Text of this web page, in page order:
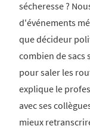
sécheresse ?
d'événements
que décideur
combien de sacs
pour saler les
explique le
avec ses
mieux